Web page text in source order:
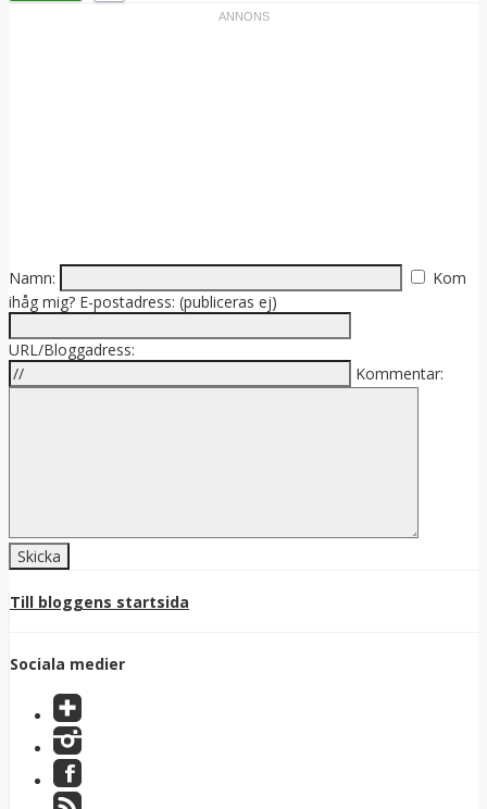
Namn:
Kom
ihåg mig? E-postadress: (publiceras ej)
URL/Bloggadress:
Kommentar:
Till bloggens startsida
Sociala medier